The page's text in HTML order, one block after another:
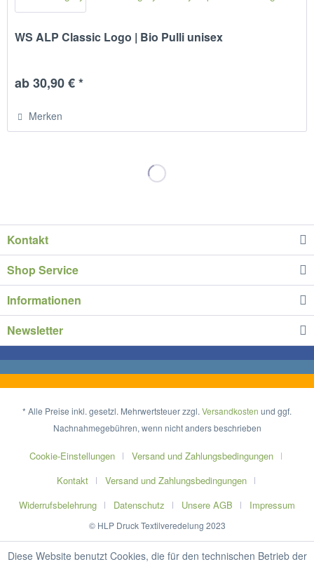
WS ALP Classic Logo | Bio Pulli unisex
ab 30,90 € *
Merken
Kontakt
Shop Service
Informationen
Newsletter
* Alle Preise inkl. gesetzl. Mehrwertsteuer zzgl. Versandkosten und ggf.
Nachnahmegebühren, wenn nicht anders beschrieben
Cookie-Einstellungen
Versand und Zahlungsbedingungen
Kontakt
Versand und Zahlungsbedingungen
Widerrufsbelehrung
Datenschutz Unsere AGB Impressum
© HLP Druck Textilveredelung 2023
Diese Website benutzt Cookies, die für den technischen Betrieb der